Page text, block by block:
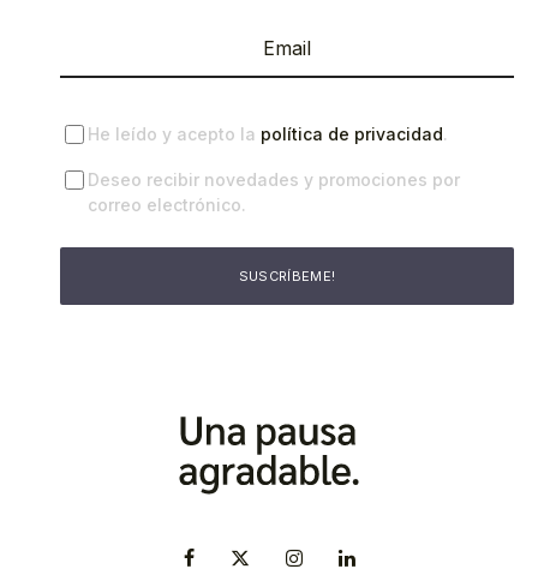
He leído y acepto la política de privacidad.
Deseo recibir novedades y promociones por
correo electrónico.